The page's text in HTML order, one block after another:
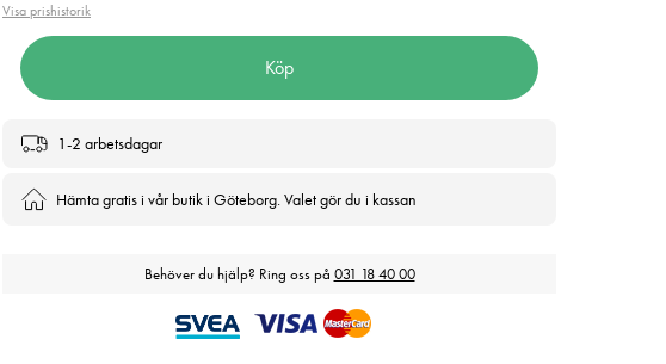
Visa prishistorik
Köp
1-2 arbetsdagar
Hämta gratis i vår butik i Göteborg. Valet gör du i kassan
Behöver du hjälp? Ring oss på 031 18 40 00